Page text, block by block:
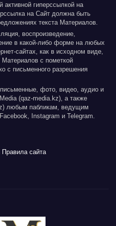
активной гиперссылкой на
на Сайт должна быть
текста Материалов.
воспроизведение,
в какой-либо форме на любых
сайтах, как в исходном виде,
с пометкой
с письменного разрешения
письменные, фото, видео, аудио и
(qaz-media.kz), а также
любым пабликам, ведущим
Instagram и Telegram.
Правила сайта